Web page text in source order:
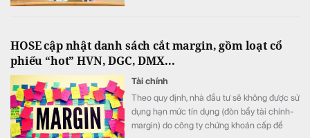
HOSE cập nhật danh sách cắt margin, gồm loạt cổ
phiếu “hot” HVN, DGC, DMX...
Tài chính
Theo quy định, nhà đầu tư sẽ không được sử
dụng hạn mức tín dụng (đòn bẩy tài chính-
margin) do công ty chứng khoán cấp để